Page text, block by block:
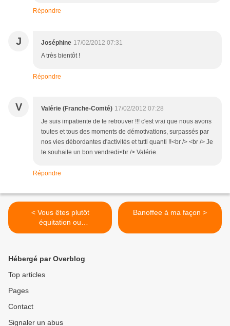
Répondre
J Joséphine 17/02/2012 07:31
A très bientôt !
Répondre
V Valérie (Franche-Comté) 17/02/2012 07:28
Je suis impatiente de te retrouver !!! c'est vrai que nous avons
toutes et tous des moments de démotivations, surpassés par
nos vies débordantes d'activités et tutti quanti !!<br /> <br /> Je
te souhaite un bon vendredi<br /> Valérie.
Répondre
< Vous êtes plutôt
équitation ou
peinture??????
Banoffee à ma façon >
Hébergé par Overblog
Top articles
Pages
Contact
Signaler un abus